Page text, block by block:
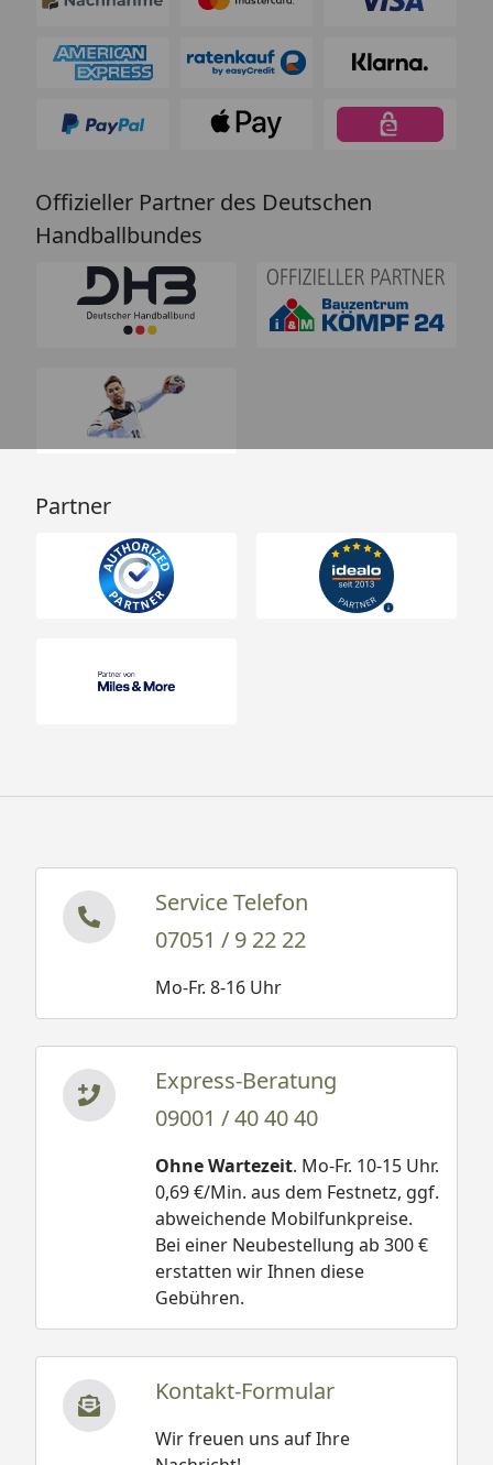
Offizieller Partner des Deutschen
Handballbundes
Partner
Service Telefon
07051 / 9 22 22
Mo-Fr. 8-16 Uhr
Express-Beratung
09001 / 40 40 40
Ohne Wartezeit. Mo-Fr. 10-15 Uhr.
0,69 €/Min. aus dem Festnetz, ggf.
abweichende Mobilfunkpreise.
Bei einer Neubestellung ab 300 €
erstatten wir Ihnen diese
Gebühren.
Kontakt-Formular
Wir freuen uns auf Ihre